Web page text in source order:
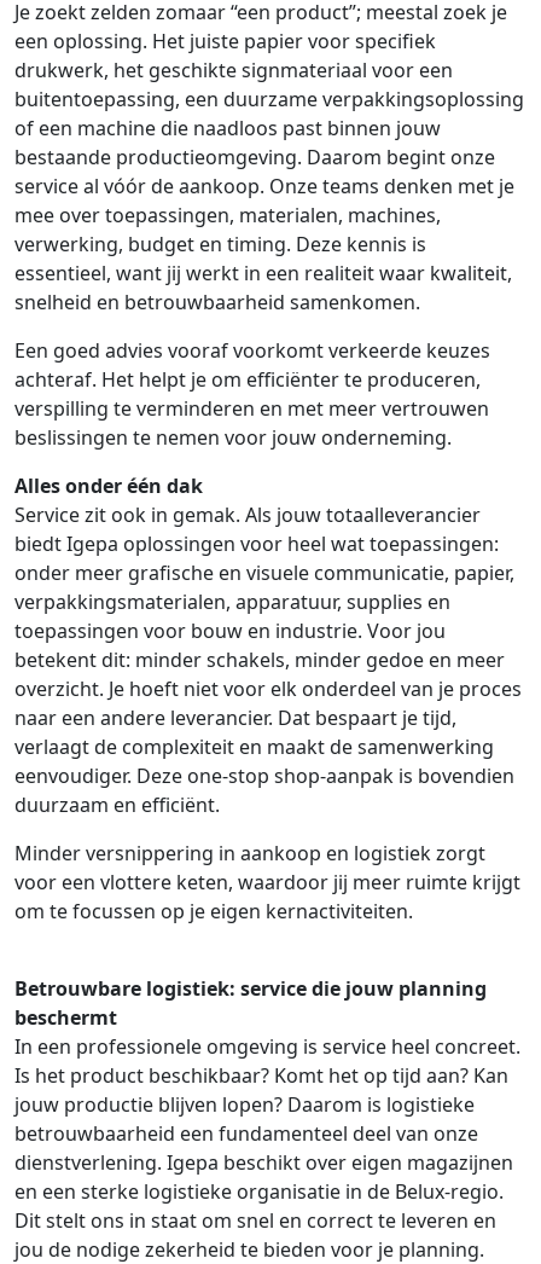
Je zoekt zelden zomaar “een product”; meestal zoek je
een oplossing. Het juiste papier voor specifiek
drukwerk, het geschikte signmateriaal voor een
buitentoepassing, een duurzame verpakkingsoplossing
of een machine die naadloos past binnen jouw
bestaande productieomgeving. Daarom begint onze
service al vóór de aankoop. Onze teams denken met je
mee over toepassingen, materialen, machines,
verwerking, budget en timing. Deze kennis is
essentieel, want jij werkt in een realiteit waar kwaliteit,
snelheid en betrouwbaarheid samenkomen.
Een goed advies vooraf voorkomt verkeerde keuzes
achteraf. Het helpt je om efficiënter te produceren,
verspilling te verminderen en met meer vertrouwen
beslissingen te nemen voor jouw onderneming.
Alles onder één dak
Service zit ook in gemak. Als jouw totaalleverancier
biedt Igepa oplossingen voor heel wat toepassingen:
onder meer grafische en visuele communicatie, papier,
verpakkingsmaterialen, apparatuur, supplies en
toepassingen voor bouw en industrie. Voor jou
betekent dit: minder schakels, minder gedoe en meer
overzicht. Je hoeft niet voor elk onderdeel van je proces
naar een andere leverancier. Dat bespaart je tijd,
verlaagt de complexiteit en maakt de samenwerking
eenvoudiger. Deze one-stop shop-aanpak is bovendien
duurzaam en efficiënt.
Minder versnippering in aankoop en logistiek zorgt
voor een vlottere keten, waardoor jij meer ruimte krijgt
om te focussen op je eigen kernactiviteiten.
Betrouwbare logistiek: service die jouw planning
beschermt
In een professionele omgeving is service heel concreet.
Is het product beschikbaar? Komt het op tijd aan? Kan
jouw productie blijven lopen? Daarom is logistieke
betrouwbaarheid een fundamenteel deel van onze
dienstverlening. Igepa beschikt over eigen magazijnen
en een sterke logistieke organisatie in de Belux-regio.
Dit stelt ons in staat om snel en correct te leveren en
jou de nodige zekerheid te bieden voor je planning.